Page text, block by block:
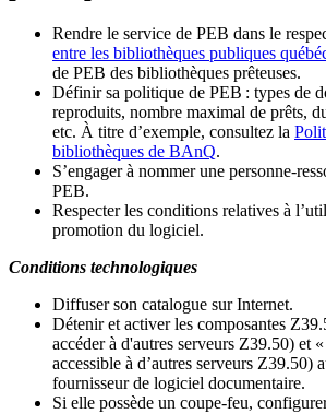
Rendre le service de PEB dans le
entre les bibliothèques publiques
de PEB des bibliothèques prêteuses.
Définir sa politique de PEB : types de
reproduits, nombre maximal de prêts,
etc. À titre d’exemple, consultez la
bibliothèques de BAnQ.
S’engager à nommer une personne-
PEB.
Respecter les conditions relatives à l’
promotion du logiciel.
Conditions technologiques
Diffuser son catalogue sur Internet.
Détenir et activer les composantes
accéder à d'autres serveurs Z39.50) et
accessible à d’autres serveurs Z39.50)
fournisseur de logiciel documentaire.
Si elle possède un coupe-feu,